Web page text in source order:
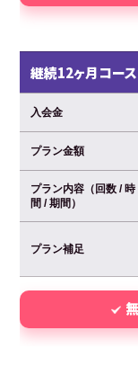
継続12ヶ月コース
入会金
プラン金額
プラン内容（回数 / 時
間 / 期間）
プラン補足